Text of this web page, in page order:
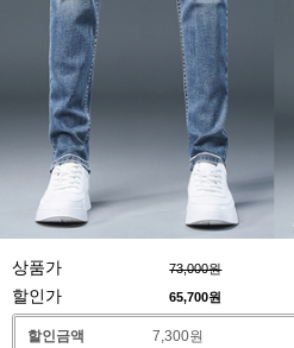
상품가 73,000원
할인가 65,700원
할인금액
7,300원